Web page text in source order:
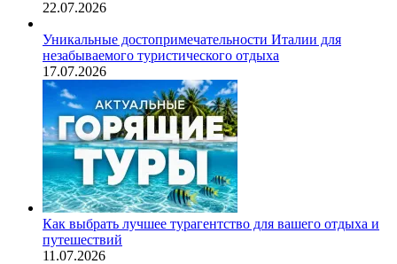
22.07.2026
Уникальные достопримечательности Италии для
незабываемого туристического отдыха
17.07.2026
Как выбрать лучшее турагентство для вашего отдыха и
путешествий
11.07.2026